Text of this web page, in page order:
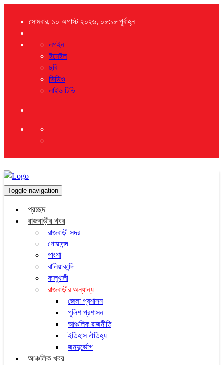
সোমবার, ১০ অগাস্ট ২০২৬, ০৮:১৮ পূর্বাহ্ন
লগইন
ইমেইল
ছবি
ভিডিও
লাইভ টিভি
Toggle navigation
প্রচ্ছদ
রাজবাড়ীর খবর
রাজবাড়ী সদর
গোয়ালন্দ
পাংশা
বালিয়াকান্দি
কালুখালী
রাজবাড়ীর অন্যান্য
জেলা প্রশাসন
পুলিশ প্রশাসন
আঞ্চলিক রাজনীতি
ইতিহাস ঐতিহ্য
জনদুর্ভোগ
আঞ্চলিক খবর